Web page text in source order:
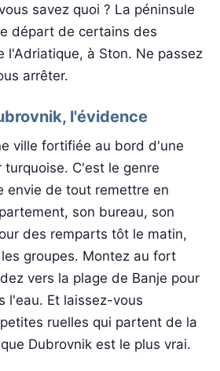
savez quoi ? La péninsule
départ de certains des
l'Adriatique, à Ston. Ne passez
arrêter.
l'évidence
ville fortifiée au bord d'une
C'est le genre
envie de tout remettre en
son bureau, son
des remparts tôt le matin,
groupes. Montez au fort
vers la plage de Banje pour
l'eau. Et laissez-vous
ruelles qui partent de la
Dubrovnik est le plus vrai.